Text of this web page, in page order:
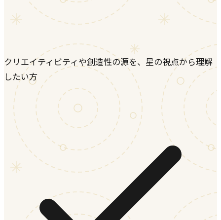
クリエイティビティや創造性の源を、星の視点から理解
したい方